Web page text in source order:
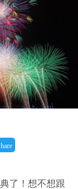
了！想不想跟